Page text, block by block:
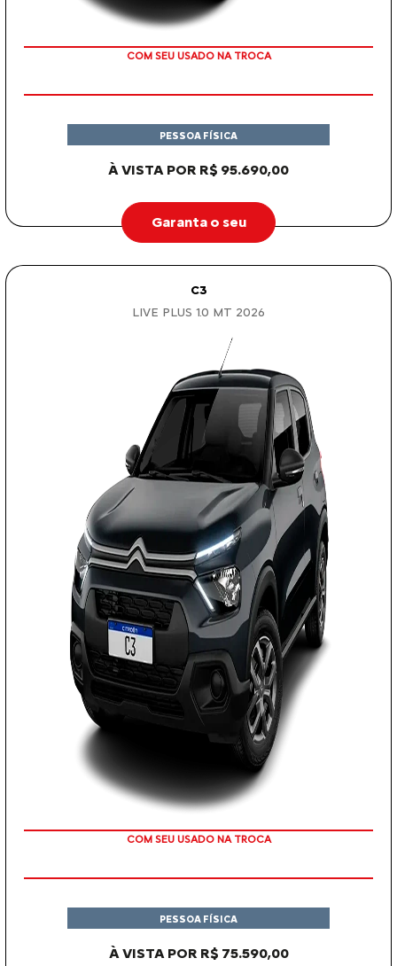
OU TAXA 0%
À VISTA POR R$ 95.690,00
PESSOA FÍSICA
Garanta o seu
C3
LIVE PLUS 1.0 MT 2026
COM SEU USADO NA TROCA
À VISTA POR R$ 75.590,00
PESSOA FÍSICA